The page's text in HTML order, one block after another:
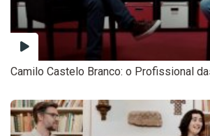
Camilo Castelo Branco: o Profissional